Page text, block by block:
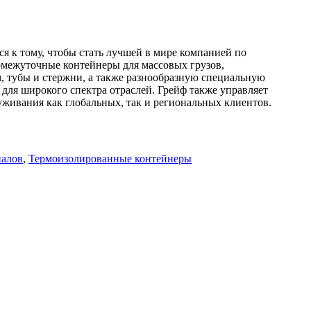
к тому, чтобы стать лучшей в мире компанией по
контейнеры для массовых грузов,
и стержни, а также разнообразную специальную
широкого спектра отраслей. Грейф также управляет
как глобальных, так и региональных клиентов.
, Термоизолированные контейнеры